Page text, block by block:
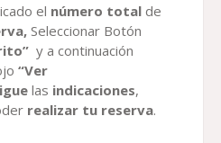
el número total de
Seleccionar Botón
y a continuación
“Ver
las indicaciones,
realizar tu reserva.